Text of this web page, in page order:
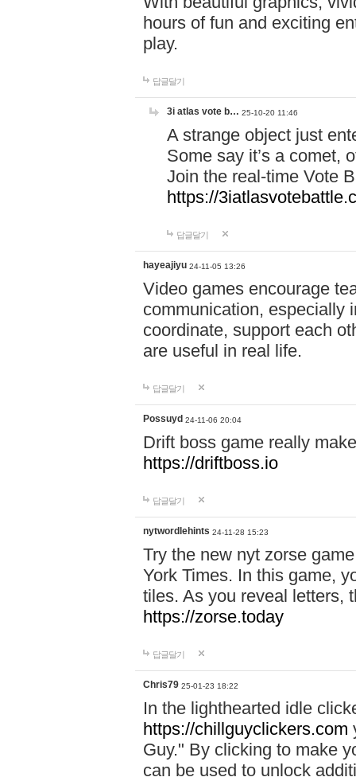
hours of fun and exciting
play.
답글달기
3i atlas vote b… 25-10-20 11:46
A strange object just
Some say it’s a comet,
Join the real-time Vote
https://
답글달기
hayeajiyu 24-11-05 13:26
Video games encourage
communication, especially
coordinate, support each
are useful in real life.
답글달기
Possuyd 24-11-06 20:04
Drift boss game really
https://driftboss.io
답글달기
nytwordlehints 24-11-28 15:23
Try the new nyt zorse
York Times. In this game,
tiles. As you reveal letters,
https://zorse.today
답글달기
Chris79 25-01-23 18:22
In the lighthearted idle
https://chillguyclickers.com
Guy." By clicking to make
can be used to unlock